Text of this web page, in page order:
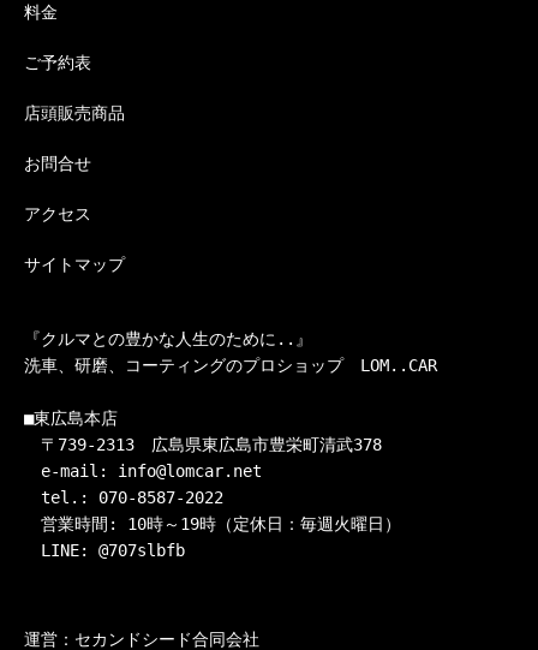
料金
ご予約表
店頭販売商品
お問合せ
アクセス
サイトマップ
『クルマとの豊かな人生のために..』
洗車、研磨、コーティングのプロショップ　LOM..CAR
■東広島本店
〒739-2313　広島県東広島市豊栄町清武378
e-mail: info@lomcar.net
tel.: 070-8587-2022
営業時間: 10時～19時（定休日：毎週火曜日）
LINE: @707slbfb
運営：セカンドシード合同会社